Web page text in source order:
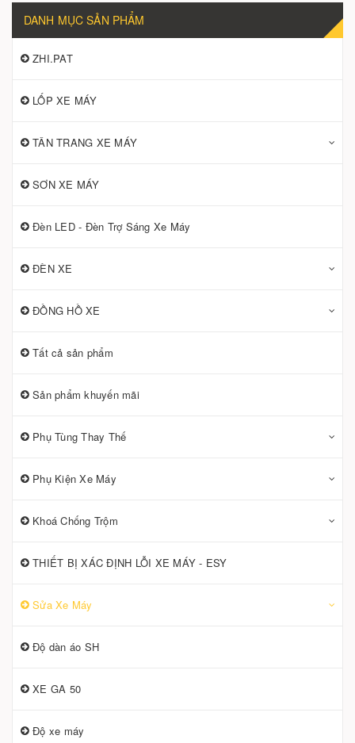
DANH MỤC SẢN PHẨM
ZHI.PAT
LỐP XE MÁY
TÂN TRANG XE MÁY
SƠN XE MÁY
Đèn LED - Đèn Trợ Sáng Xe Máy
ĐÈN XE
ĐỒNG HỒ XE
Tất cả sản phẩm
Sản phẩm khuyến mãi
Phụ Tùng Thay Thế
Phụ Kiện Xe Máy
Khoá Chống Trộm
THIẾT BỊ XÁC ĐỊNH LỖI XE MÁY - ESY
Sửa Xe Máy
Độ dàn áo SH
XE GA 50
Độ xe máy